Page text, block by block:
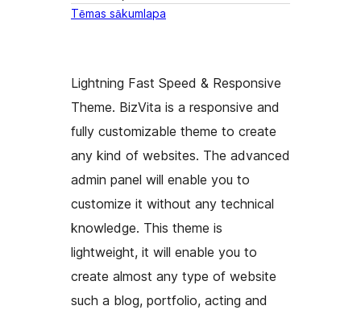
Tēmas sākumlapa
Lightning Fast Speed & Responsive
Theme. BizVita is a responsive and
fully customizable theme to create
any kind of websites. The advanced
admin panel will enable you to
customize it without any technical
knowledge. This theme is
lightweight, it will enable you to
create almost any type of website
such a blog, portfolio, acting and